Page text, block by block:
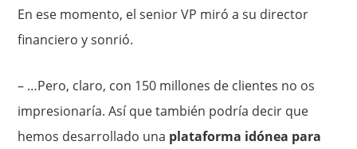
En ese momento, el senior VP miró a su director
financiero y sonrió.
– …Pero, claro, con 150 millones de clientes no os
impresionaría. Así que también podría decir que
hemos desarrollado una plataforma idónea para